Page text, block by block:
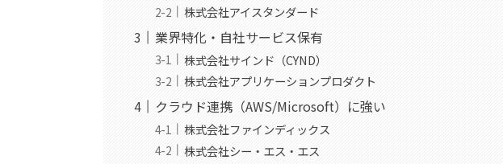
株式会社アイスタンダード
業界特化・自社サービス保有
株式会社サインド（CYND）
株式会社アプリケーションプロダクト
クラウド連携（AWS/Microsoft）に強い
株式会社ファインディックス
株式会社シー・エス・エス